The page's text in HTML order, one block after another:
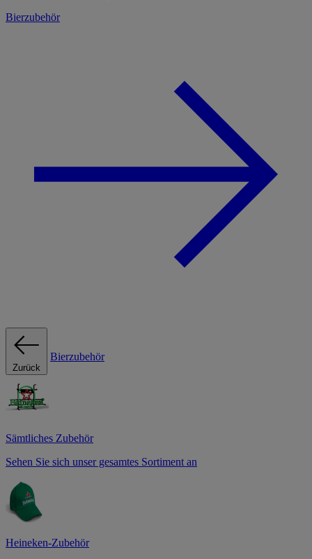
Bierzubehör
Zurück
Bierzubehör
Sämtliches Zubehör
Sehen Sie sich unser gesamtes Sortiment an
Heineken-Zubehör